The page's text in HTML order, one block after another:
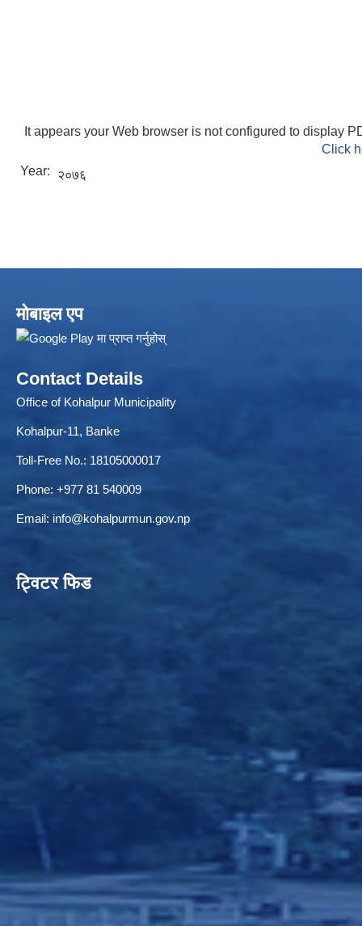
It appears your Web browser is not configured to display
Click
Year:
२०७६
मोबाइल एप
Contact Details
Office of Kohalpur Municipality
Kohalpur-11, Banke
Toll-Free No.: 18105000017
Phone: +977 81 540009
Email: info@kohalpurmun.gov.np
ट्विटर फिड